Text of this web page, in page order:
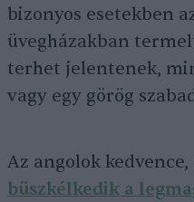
bizonyos esetekben
üvegházakban
terhet jelentenek,
vagy egy görög
Az angolok kedvence,
büszkélkedik a